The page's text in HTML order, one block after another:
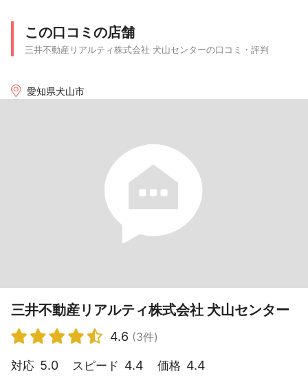
この口コミの店舗
三井不動産リアルティ株式会社 犬山センターの口コミ・評判
愛知県犬山市
三井不動産リアルティ株式会社 犬山センター
4.6 (3件)
対応 5.0 スピード 4.4 価格 4.4